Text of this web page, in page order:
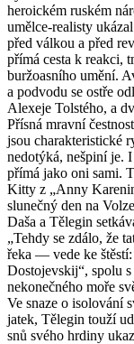
heroickém ruském
umělce-realisty
před válkou a před
přímá cesta k reakci,
buržoasního umění.
a podvodu se ostře
Alexeje Tolstého, a
Přísná mravní
jsou charakteristické
nedotýká, nešpiní je.
přímá jako oni sami.
Kitty z „Anny
slunečný den na
Daša a Tělegin
„Tehdy se zdálo, že
řeka — vede ke
Dostojevskij“, spolu
nekonečného moře
Ve snaze o isolování
jatek, Tělegin touží
snů svého hrdiny